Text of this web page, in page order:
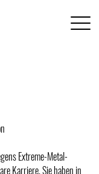
Extreme-Metal-
Karriere. Sie haben in